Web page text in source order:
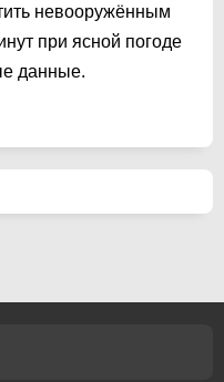
невооружённым
при ясной погоде
данные.